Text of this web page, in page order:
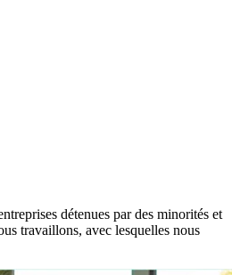
détenues par des minorités et
travaillons, avec lesquelles nous